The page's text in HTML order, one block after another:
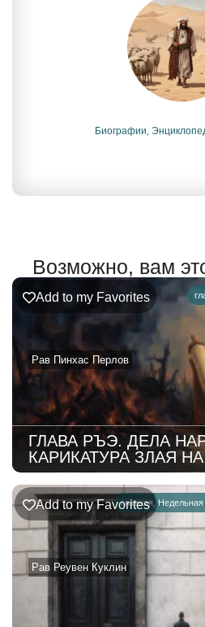
Биографии,
Возможно, вам
Рав Пинхас Перлов
Add to my Favorites
ГЛАВА РЪЭ. ДЕЛА
КАРИКАТУРА ЗЛАЯ
главная, Недельная
Рав Реувен Куклин
Add to my Favorites